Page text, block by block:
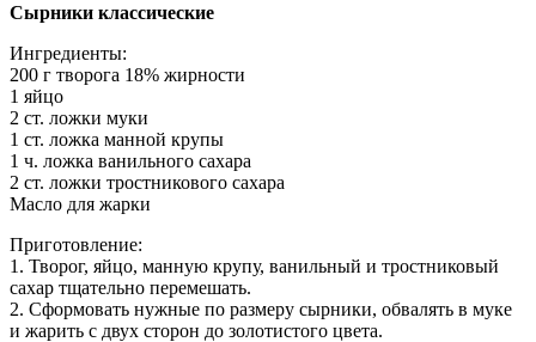
Сырники классические
Ингредиенты:
200 г творога 18% жирности
1 яйцо
2 ст. ложки муки
1 ст. ложка манной крупы
1 ч. ложка ванильного сахара
2 ст. ложки тростникового сахара
Масло для жарки
Приготовление:
1. Творог, яйцо, манную крупу, ванильный и тростниковый
сахар тщательно перемешать.
2. Сформовать нужные по размеру сырники, обвалять в муке
и жарить с двух сторон до золотистого цвета.